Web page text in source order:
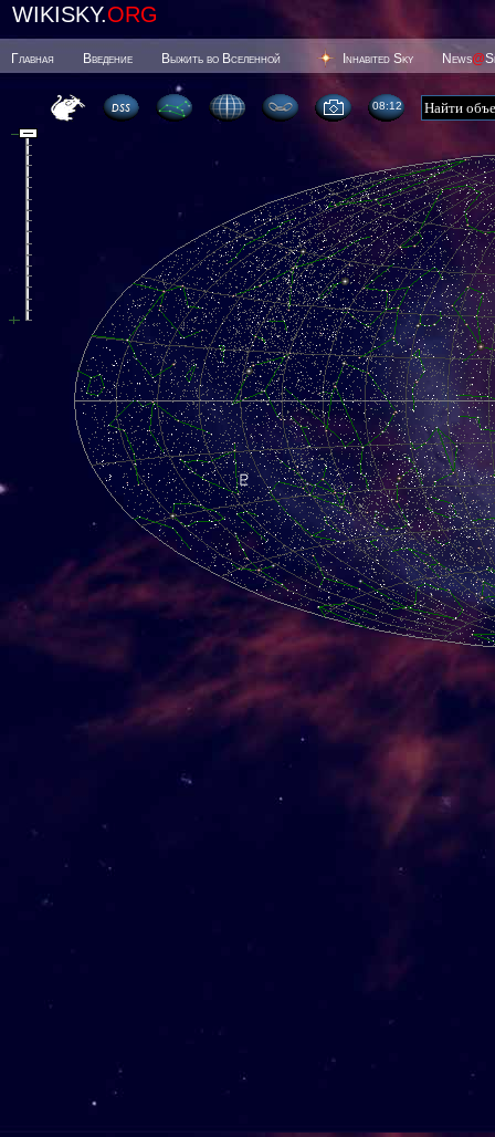
WIKISKY.ORG
Главная Введение Выжить во Вселенной Inhabited Sky News@
08 12